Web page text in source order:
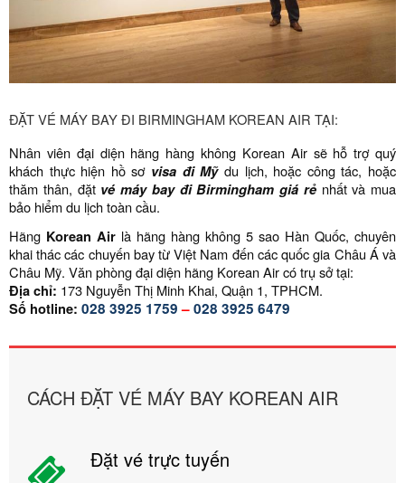
ĐẶT VÉ MÁY BAY ĐI BIRMINGHAM KOREAN AIR TẠI:
Nhân viên đại diện hãng hàng không Korean Air sẽ hỗ trợ quý
khách thực hiện hồ sơ visa đi Mỹ du lịch, hoặc công tác, hoặc
thăm thân, đặt vé máy bay đi Birmingham giá rẻnhất và mua
bảo hiểm du lịch toàn cầu.
Hãng Korean Air là hãng hàng không 5 sao Hàn Quốc, chuyên
khai thác các chuyến bay từ Việt Nam đến các quốc gia Châu Á và
Châu Mỹ. Văn phòng đại diện hãng Korean Air có trụ sở tại:
Địa chỉ: 173 Nguyễn Thị Minh Khai, Quận 1, TPHCM.
Số hotline: 028 3925 1759–028 3925 6479
CÁCH ĐẶT VÉ MÁY BAY KOREAN AIR
Đặt vé trực tuyến